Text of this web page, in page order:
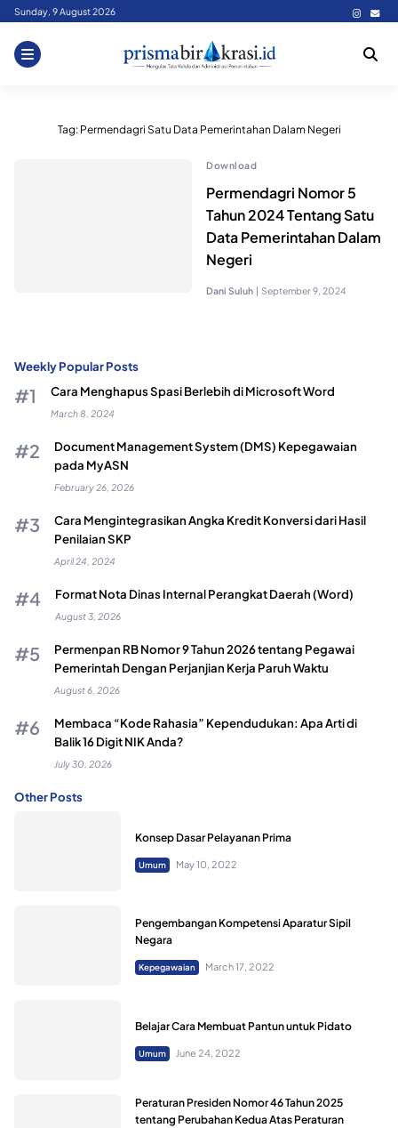
Skip
content
Sunday, 9 August 2026
Tag: Permendagri Satu Data Pemerintahan Dalam Negeri
Download
Permendagri Nomor 5
Tahun 2024 Tentang Satu
Data Pemerintahan Dalam
Negeri
Dani Suluh | September 9, 2024
Weekly Popular Posts
Cara Menghapus Spasi Berlebih di Microsoft Word
March 8, 2024
Document Management System (DMS) Kepegawaian
pada MyASN
February 26, 2026
Cara Mengintegrasikan Angka Kredit Konversi dari Hasil
Penilaian SKP
April 24, 2024
Format Nota Dinas Internal Perangkat Daerah (Word)
August 3, 2026
Permenpan RB Nomor 9 Tahun 2026 tentang Pegawai
Pemerintah Dengan Perjanjian Kerja Paruh Waktu
August 6, 2026
Membaca “Kode Rahasia” Kependudukan: Apa Arti di
Balik 16 Digit NIK Anda?
July 30, 2026
Other Posts
Konsep Dasar Pelayanan Prima
Umum May 10, 2022
Pengembangan Kompetensi Aparatur Sipil
Negara
Kepegawaian March 17, 2022
Belajar Cara Membuat Pantun untuk Pidato
Umum June 24, 2022
Peraturan Presiden Nomor 46 Tahun 2025
tentang Perubahan Kedua Atas Peraturan